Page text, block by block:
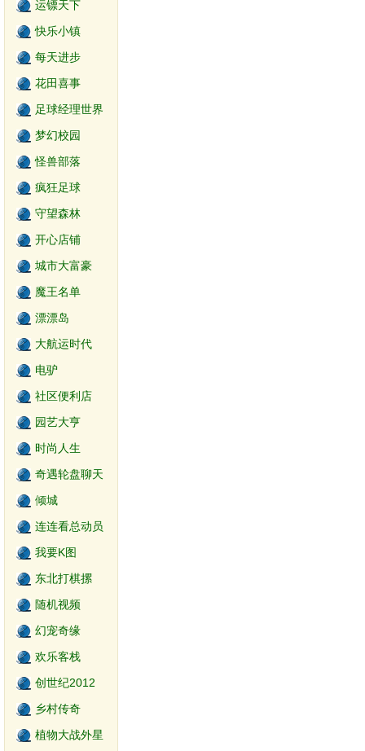
运镖天下
快乐小镇
每天进步
花田喜事
足球经理世界
梦幻校园
怪兽部落
疯狂足球
守望森林
开心店铺
城市大富豪
魔王名单
漂漂岛
大航运时代
电驴
社区便利店
园艺大亨
时尚人生
奇遇轮盘聊天
倾城
连连看总动员
我要K图
东北打棋摞
随机视频
幻宠奇缘
欢乐客栈
创世纪2012
乡村传奇
植物大战外星